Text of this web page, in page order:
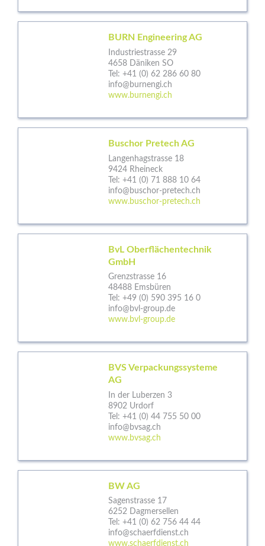
BURN Engineering AG
Industriestrasse 29
4658 Däniken SO
Tel: +41 (0) 62 286 60 80
info@burnengi.ch
www.burnengi.ch
Buschor Pretech AG
Langenhagstrasse 18
9424 Rheineck
Tel: +41 (0) 71 888 10 64
info@buschor-pretech.ch
www.buschor-pretech.ch
BvL Oberflächentechnik
GmbH
Grenzstrasse 16
48488 Emsbüren
Tel: +49 (0) 590 395 16 0
info@bvl-group.de
www.bvl-group.de
BVS Verpackungssysteme
AG
In der Luberzen 3
8902 Urdorf
Tel: +41 (0) 44 755 50 00
info@bvsag.ch
www.bvsag.ch
BW AG
Sagenstrasse 17
6252 Dagmersellen
Tel: +41 (0) 62 756 44 44
info@schaerfdienst.ch
www.schaerfdienst.ch